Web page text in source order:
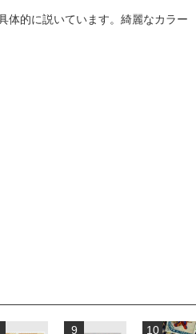
体的に説いています。綺麗なカラー
9 10